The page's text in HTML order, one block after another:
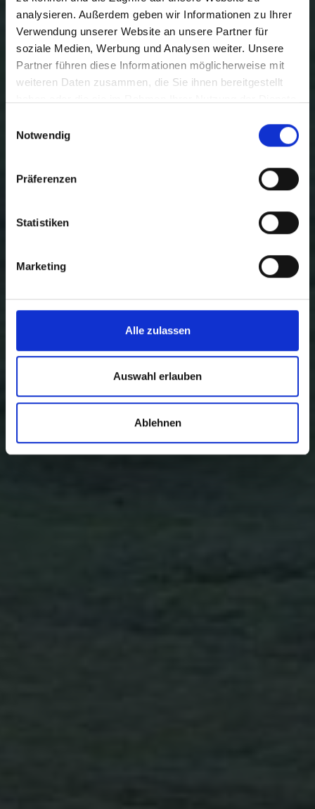
analysieren. Außerdem geben wir Informationen zu Ihrer
Verwendung unserer Website an unsere Partner für
soziale Medien, Werbung und Analysen weiter. Unsere
Partner führen diese Informationen möglicherweise mit
weiteren Daten zusammen, die Sie ihnen bereitgestellt
Notwendig
Präferenzen
Statistiken
Marketing
Alle zulassen
Auswahl erlauben
Ablehnen